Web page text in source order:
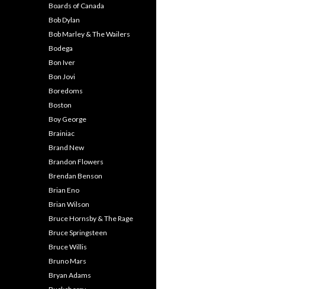
Boards of Canada
Bob Dylan
Bob Marley & The Wailers
Bodega
Bon Iver
Bon Jovi
Boredoms
Boston
Boy George
Brainiac
Brand New
Brandon Flowers
Brendan Benson
Brian Eno
Brian Wilson
Bruce Hornsby & The Rage
Bruce Springsteen
Bruce Willis
Bruno Mars
Bryan Adams